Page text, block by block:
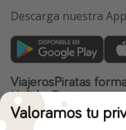
Descarga nuestra
ViajerosPiratas
HolidayPirates
Nuestros mercados
Valoramos tu